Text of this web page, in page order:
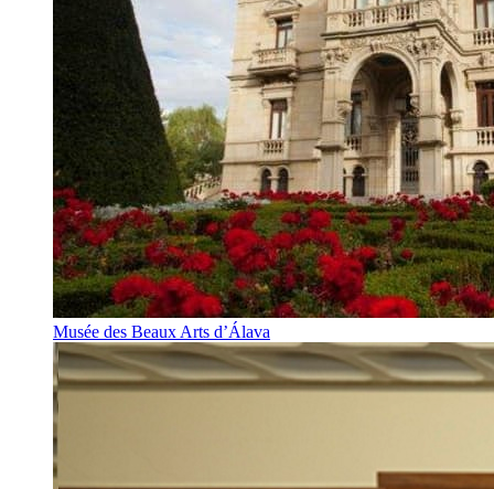
Musée des Beaux Arts d’Álava